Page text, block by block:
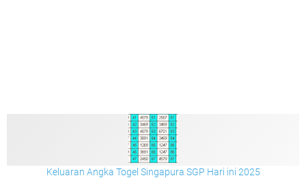
Keluaran Angka Togel Singapura SGP Hari ini 2025